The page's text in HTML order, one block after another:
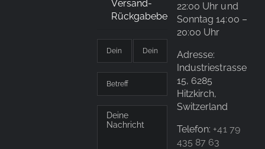
Versand-
Rückgabebedingungen
22:00 Uhr und
Sonntag 14:00 –
20:00 Uhr
Adresse:
Industriestrasse
15, 6285
Hitzkirch,
Switzerland
Telefon: +41 79
435 87 63